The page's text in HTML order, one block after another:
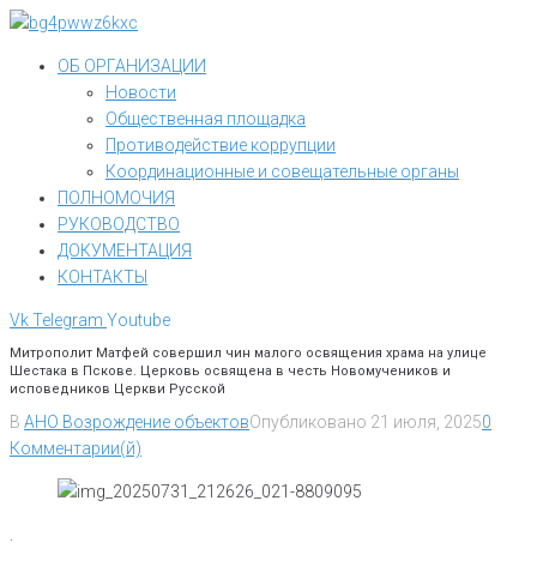
Перейти
контентуОБ ОРГАНИЗАЦИИ
Новости
Общественная площадка
Противодействие коррупции
Координационные и совещательные органы
ПОЛНОМОЧИЯ
РУКОВОДСТВО
ДОКУМЕНТАЦИЯ
КОНТАКТЫ
VkTelegram Youtube
Митрополит Матфей совершил чин малого освящения храма на улице
Шестака в Пскове. Церковь освящена в честь Новомучеников и
исповедников Церкви Русской
В АНО Возрождение объектовОпубликовано 21 июля, 20250
Комментарии(й)
.